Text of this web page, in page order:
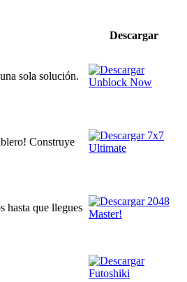
Descargar
sola solución.
Construye
hasta que llegues